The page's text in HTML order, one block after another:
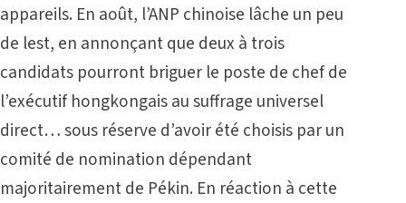
appareils. En août, l’ANP chinoise lâche un peu
de lest, en annonçant que deux à trois
candidats pourront briguer le poste de chef de
l’exécutif hongkongais au suffrage universel
direct… sous réserve d’avoir été choisis par un
comité de nomination dépendant
majoritairement de Pékin. En réaction à cette